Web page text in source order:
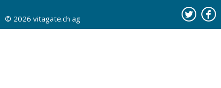
Kontakt
Werbung auf vitagate.ch
© 2026 vitagate.ch ag